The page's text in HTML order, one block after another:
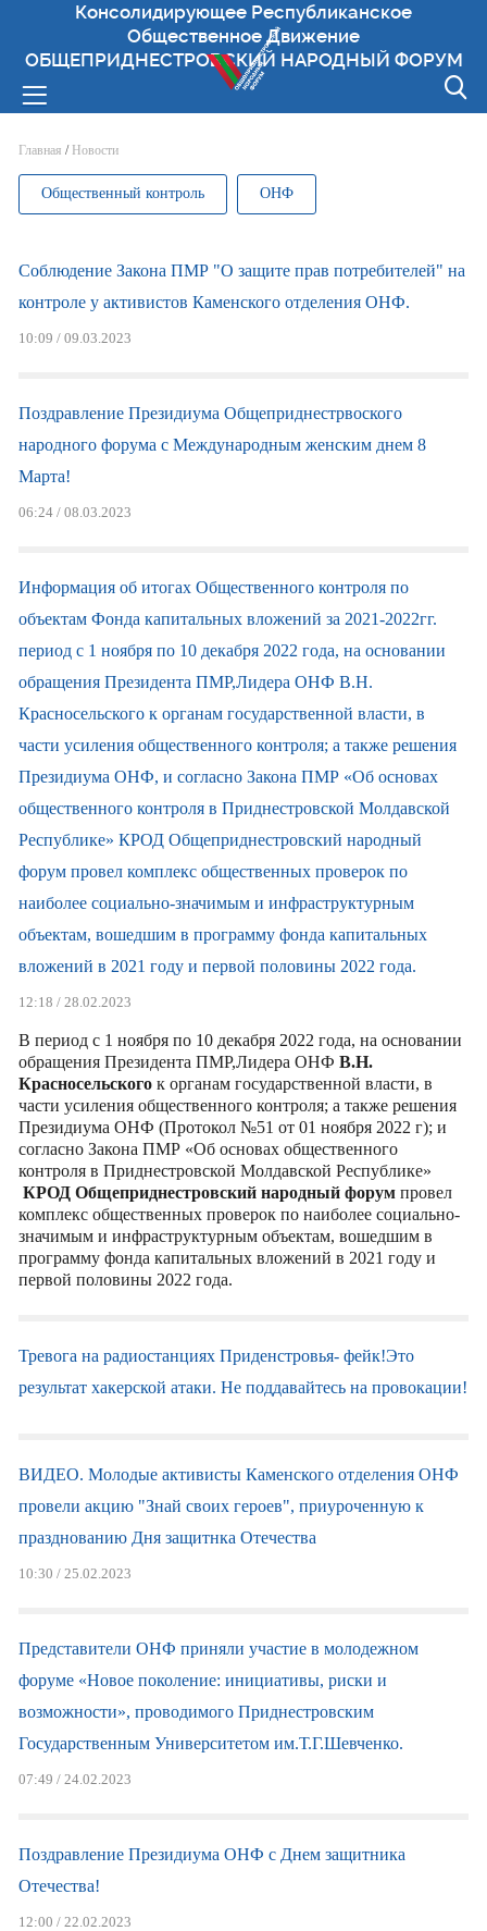
Консолидирующее Республиканское
Общественное Движение
ОБЩЕПРИДНЕСТРОВСКИЙ НАРОДНЫЙ ФОРУМ
Вы здесь
Главная / Новости
Общественный контроль ОНФ
Соблюдение Закона ПМР "О защите прав потребителей" на
контроле у активистов Каменского отделения ОНФ.
10:09 / 09.03.2023
Поздравление Президиума Общеприднестрвоского
народного форума с Международным женским днем 8
Марта!
06:24 / 08.03.2023
Информация об итогах Общественного контроля по
объектам Фонда капитальных вложений за 2021-2022гг.
период с 1 ноября по 10 декабря 2022 года, на основании
обращения Президента ПМР,Лидера ОНФ В.Н.
Красносельского к органам государственной власти, в
части усиления общественного контроля; а также решения
Президиума ОНФ, и согласно Закона ПМР «Об основах
общественного контроля в Приднестровской Молдавской
Республике» КРОД Общеприднестровский народный
форум провел комплекс общественных проверок по
наиболее социально-значимым и инфраструктурным
объектам, вошедшим в программу фонда капитальных
вложений в 2021 году и первой половины 2022 года.
12:18 / 28.02.2023
В период с 1 ноября по 10 декабря 2022 года, на основании
обращения Президента ПМР,Лидера ОНФ В.Н.
Красносельскогок органам государственной власти, в
части усиления общественного контроля; а также решения
Президиума ОНФ (Протокол №51 от 01 ноября 2022 г); и
согласно Закона ПМР «Об основах общественного
контроля в Приднестровской Молдавской Республике»
КРОД Общеприднестровский народный форумпровел
комплекс общественных проверок по наиболее социально-
значимым и инфраструктурным объектам, вошедшим в
программу фонда капитальных вложений в 2021 году и
первой половины 2022 года.
Тревога на радиостанциях Приденстровья- фейк!Это
результат хакерской атаки. Не поддавайтесь на провокации!
ВИДЕО. Молодые активисты Каменского отделения ОНФ
провели акцию "Знай своих героев", приуроченную к
празднованию Дня защитнка Отечества
10:30 / 25.02.2023
Представители ОНФ приняли участие в молодежном
форуме «Новое поколение: инициативы, риски и
возможности», проводимого Приднестровским
Государственным Университетом им.Т.Г.Шевченко.
07:49 / 24.02.2023
Поздравление Президиума ОНФ с Днем защитника
Отечества!
12:00 / 22.02.2023